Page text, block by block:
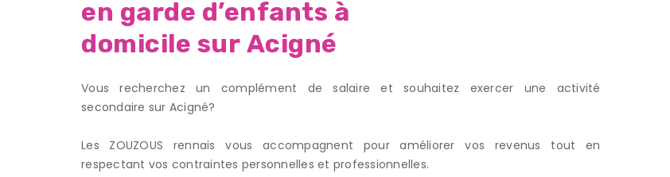
en garde d’enfants à
domicile sur Acigné
Vous recherchez un complément de salaire et souhaitez exercer une activité
secondaire sur Acigné?
Les ZOUZOUS rennais vous accompagnent pour améliorer vos revenus tout en
respectant vos contraintes personnelles et professionnelles.